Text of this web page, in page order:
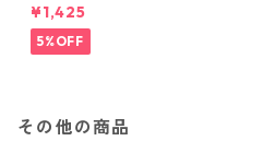
ーマル）
¥1,425
5%OFF
その他の商品